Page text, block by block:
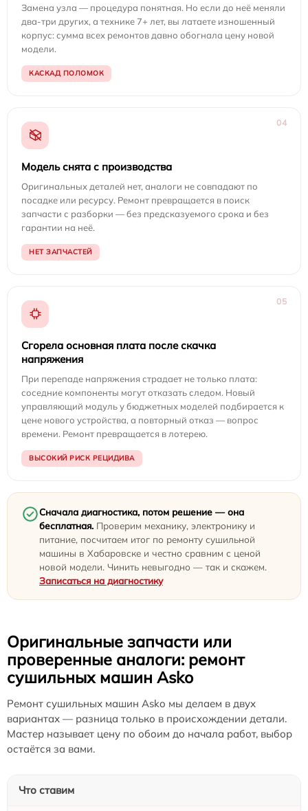
Замена узла — процедура понятная. Но если до неё меняли
два-три других, а технике 7+ лет, вы латаете изношенный
корпус: сумма всех ремонтов давно обогнала цену новой
модели.
КАСКАД ПОЛОМОК
04
Модель снята с производства
Оригинальных деталей нет, аналоги не совпадают по
посадке или ресурсу. Ремонт превращается в поиск
запчасти с разборки — без предсказуемого срока и без
гарантии на неё.
НЕТ ЗАПЧАСТЕЙ
05
Сгорела основная плата после скачка
напряжения
При перепаде напряжения страдает не только плата:
соседние компоненты могут отказать следом. Новый
управляющий модуль у бюджетных моделей подбирается к
цене нового устройства, а повторный отказ — вопрос
времени. Ремонт превращается в лотерею.
ВЫСОКИЙ РИСК РЕЦИДИВА
Сначала диагностика, потом решение — она
бесплатная. Проверим механику, электронику и
питание, посчитаем итог по ремонту сушильной
машины в Хабаровске и честно сравним с ценой
новой модели. Чинить невыгодно — так и скажем.
Записаться на диагностику
Оригинальные запчасти или
проверенные аналоги: ремонт
сушильных машин Asko
Ремонт сушильных машин Asko мы делаем в двух
вариантах — разница только в происхождении детали.
Мастер называет цену по обоим до начала работ, выбор
остаётся за вами.
Что ставим